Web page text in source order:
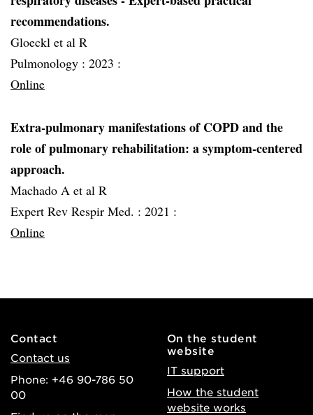
recommendations.
Gloeckl et al R
Pulmonology : 2023 :
Online
Extra-pulmonary manifestations of COPD and the
role of pulmonary rehabilitation: a symptom-centered
approach.
Machado A et al R
Expert Rev Respir Med. : 2021 :
Online
Contact
Contact us
Phone: +46 90-786 50
00
On the student
website
IT support
How the student
website works